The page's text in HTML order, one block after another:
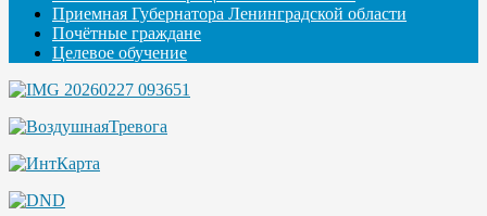
Приемная Губернатора Ленинградской области
Почётные граждане
Целевое обучение